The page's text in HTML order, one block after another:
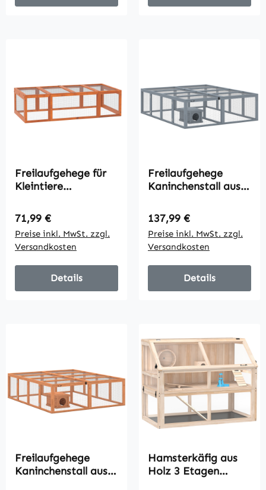
Freilaufgehege für
Kleintiere
Tannenholz Orange
Regulärer Preis:
71,99 €
Preise inkl. MwSt. zzgl.
Versandkosten
Details
Freilaufgehege
Kaninchenstall aus
Unterschlupfhaus für
2-4 Zwergkaninchen
180,4 x 150 x 48 cm
Grau
Regulärer Preis:
137,99 €
Preise inkl. MwSt. zzgl.
Versandkosten
Details
Freilaufgehege
Kaninchenstall aus
Hamsterkäfig aus
Holz 3 Etagen